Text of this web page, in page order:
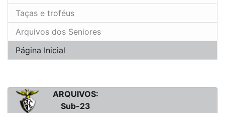
Taças e troféus
Arquivos dos Seniores
Página Inicial
ARQUIVOS:
Sub-23